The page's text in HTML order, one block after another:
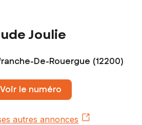
: Claude JOULIE, Tél. : 0770172695,
Joulie
De-Rouergue (12200)
Voir le numéro
autres annonces